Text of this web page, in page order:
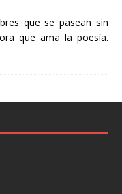
que se pasean sin
que ama la poesía.